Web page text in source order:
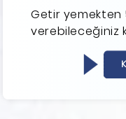
Getir
verebileceğiniz